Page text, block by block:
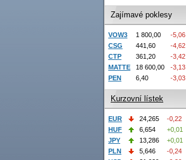
Zajímavé poklesy
VOW3 1 800,00
-5,06
CSG
441,60
-4,62
CTP
361,20
-3,42
MATTE
18 600,00
-3,13
PEN
6,40 -3,03
Kurzovní lístek
EUR 24,265
-0,22
HUF
6,654
+0,01
JPY
13,286
+0,01
PLN
5,646
-0,24